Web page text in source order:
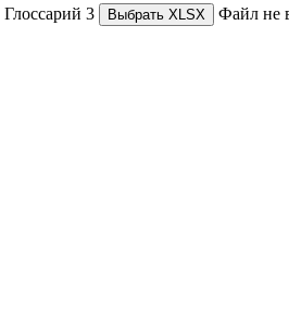
Глоссарий 3 Выбрать XLSX Файл не